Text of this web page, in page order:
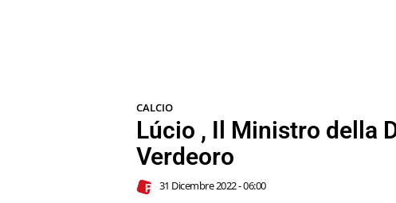
CALCIO
Lúcio , Il Ministro della
Verdeoro
31 Dicembre 2022 - 06:00